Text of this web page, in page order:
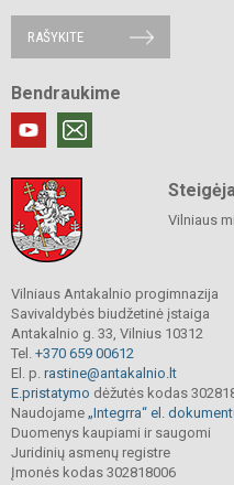
RAŠYKITE
Bendraukime
Vilniaus
Vilniaus Antakalnio progimnazija
Savivaldybės biudžetinė įstaiga
Antakalnio g. 33, Vilnius 10312
Tel. +370 659 00612
El. p. rastine@antakalnio.lt
E.pristatymo dėžutės kodas
Naudojame „Integrra“ el.
Duomenys kaupiami ir saugomi
Juridinių asmenų registre
Įmonės kodas 302818006